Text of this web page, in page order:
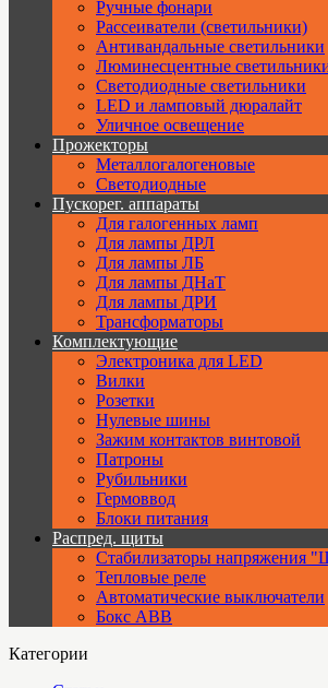
Ручные фонари
Рассеиватели (светильники)
Антивандальные светильники
Люминесцентные
Cветодиодные светильники
LED и ламповый дюралайт
Уличное освещение
Прожекторы
Металлогалогеновые
Светодиодные
Пускорег. аппараты
Для галогенных ламп
Для лампы ДРЛ
Для лампы ЛБ
Для лампы ДНаТ
Для лампы ДРИ
Трансформаторы
Комплектующие
Электроника для LED
Вилки
Розетки
Нулевые шины
Зажим контактов винтовой
Патроны
Рубильники
Гермоввод
Блоки питания
Распред. щиты
Стабилизаторы напряжения
Тепловые реле
Автоматические выключатели
Бокс ABB
Категории